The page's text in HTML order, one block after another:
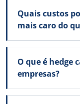
Quais custos
mais caro do
O que é hedge
empresas?